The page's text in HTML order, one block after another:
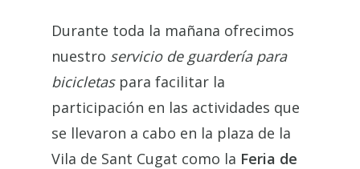
Durante toda la mañana ofrecimos
nuestro servicio de guardería para
bicicletaspara facilitar la
participación en las actividades que
se llevaron a cabo en la plaza de la
Vila de Sant Cugat como la Feria de